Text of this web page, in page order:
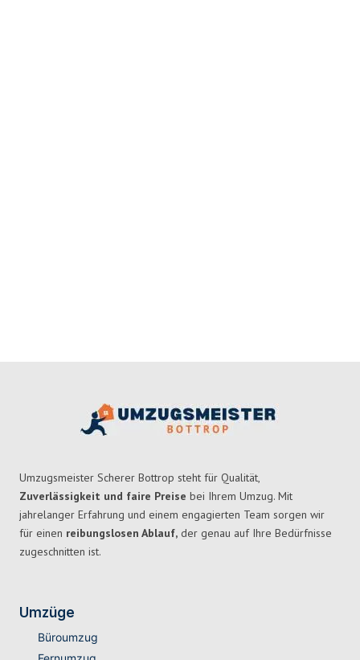
Umzugsmeister Scherer Bottrop steht für Qualität,
Zuverlässigkeit und faire Preise bei Ihrem Umzug. Mit
jahrelanger Erfahrung und einem engagierten Team sorgen wir
für einen reibungslosen Ablauf, der genau auf Ihre Bedürfnisse
zugeschnitten ist.
Umzüge
Büroumzug